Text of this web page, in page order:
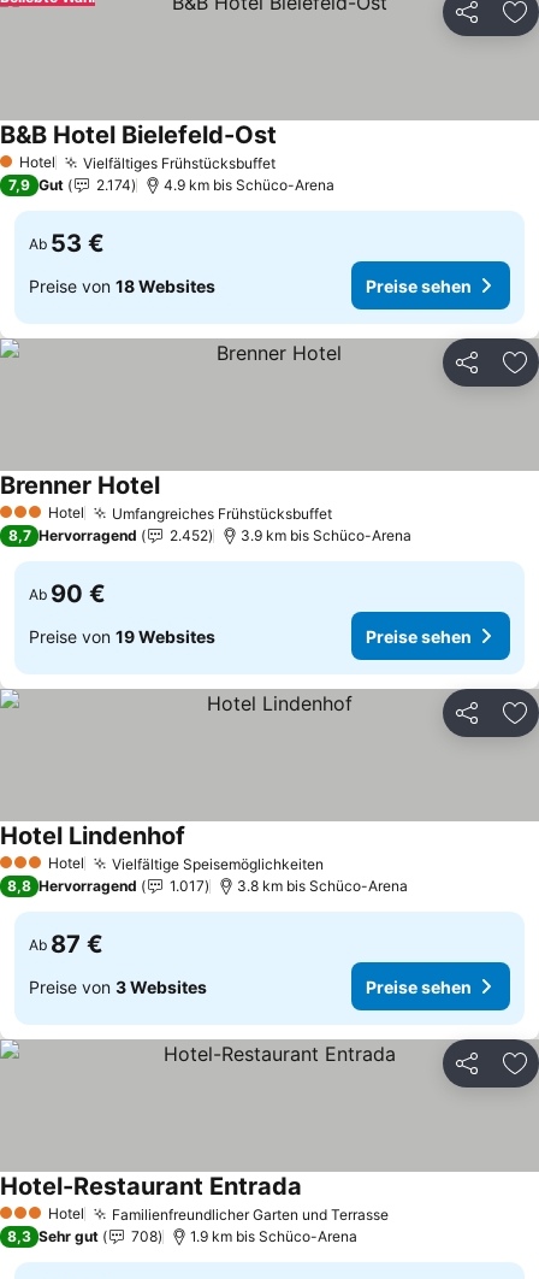
Teilen
1 Sterne
Hotel Vielfältiges Frühstücksbuffet
B&B Hotel Bielefeld-Ost
7,9 Gut 2.174 4.9 km bis Schüco-Arena
Ab 53 €
Preise von 18 Websites Preise sehen
Teilen
3 SterneHotel Umfangreiches Frühstücksbuffet
Brenner Hotel
8,7 Hervorragend 2.452 3.9 km bis Schüco-Arena
Ab 90 €
Preise von 19 Websites Preise sehen
Teilen
3 SterneHotel Vielfältige Speisemöglichkeiten
Hotel Lindenhof
8,8 Hervorragend 1.017 3.8 km bis Schüco-Arena
Ab 87 €
Preise von 3 Websites Preise sehen
Teilen
3 SterneHotel Familienfreundlicher Garten und Terrasse
Hotel-Restaurant Entrada
8,3 Sehr gut 708 1.9 km bis Schüco-Arena